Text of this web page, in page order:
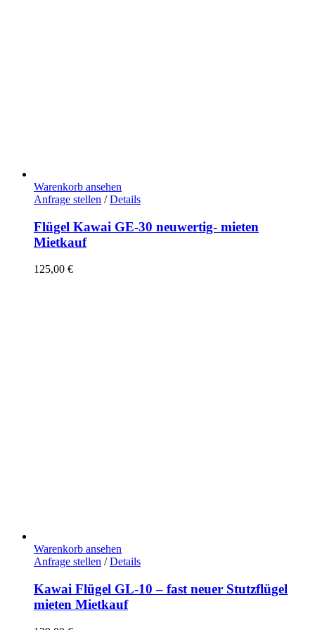
Warenkorb ansehen
Anfrage stellen / Details
Flügel Kawai GE-30 neuwertig- mieten
Mietkauf
125,00 €
Warenkorb ansehen
Anfrage stellen / Details
Kawai Flügel GL-10 – fast neuer Stutzflügel
mieten Mietkauf